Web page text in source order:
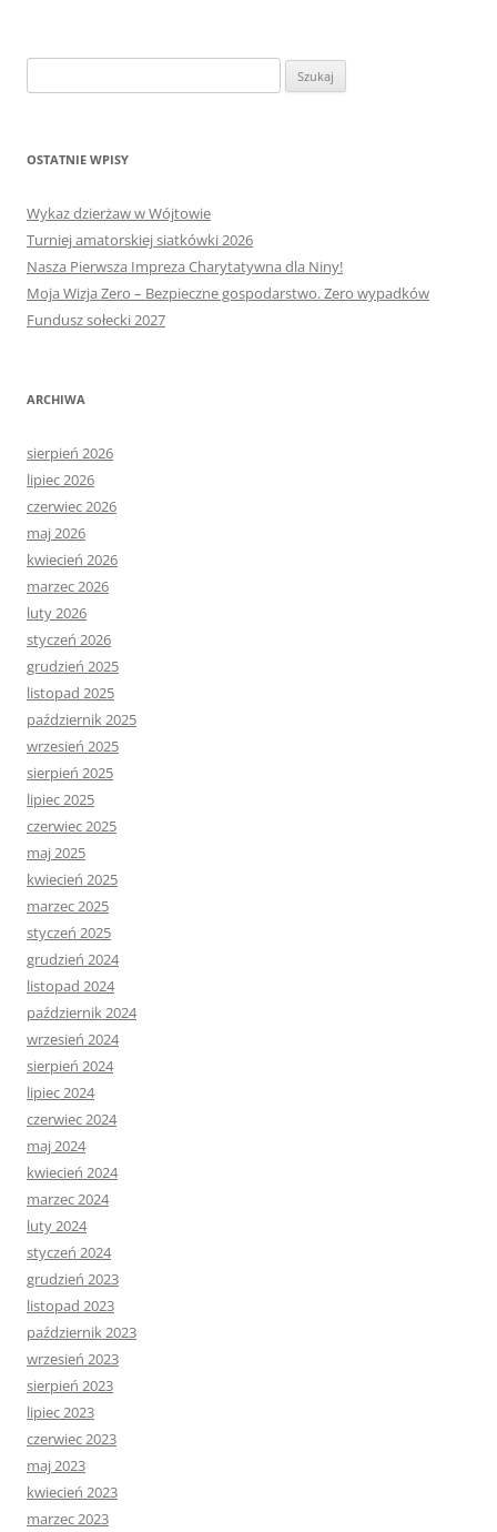
OSTATNIE WPISY
Wykaz dzierżaw w Wójtowie
Turniej amatorskiej siatkówki 2026
Nasza Pierwsza Impreza Charytatywna dla Niny!
Moja Wizja Zero – Bezpieczne gospodarstwo. Zero wypadków
Fundusz sołecki 2027
ARCHIWA
sierpień 2026
lipiec 2026
czerwiec 2026
maj 2026
kwiecień 2026
marzec 2026
luty 2026
styczeń 2026
grudzień 2025
listopad 2025
październik 2025
wrzesień 2025
sierpień 2025
lipiec 2025
czerwiec 2025
maj 2025
kwiecień 2025
marzec 2025
styczeń 2025
grudzień 2024
listopad 2024
październik 2024
wrzesień 2024
sierpień 2024
lipiec 2024
czerwiec 2024
maj 2024
kwiecień 2024
marzec 2024
luty 2024
styczeń 2024
grudzień 2023
listopad 2023
październik 2023
wrzesień 2023
sierpień 2023
lipiec 2023
czerwiec 2023
maj 2023
kwiecień 2023
marzec 2023